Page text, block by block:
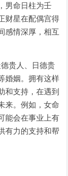
男命日柱为壬
财星在配偶宫得
感情深厚，相互
贵人、日德贵
婚姻。拥有这样
和支持，在遇到
来。例如，女命
能会在事业上有
有力的支持和帮